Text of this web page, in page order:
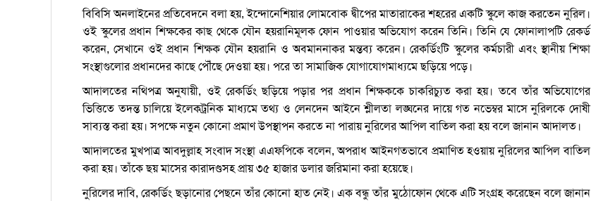
বিবিসি অনলাইনের প্রতিবেদনে বলা হয়, ইন্দোনেশিয়ার লোমবোক দ্বীপের মাতারাকের শহরের একটি স্কুলে কাজ করতেন নুরিল।
ওই স্কুলের প্রধান শিক্ষকের কাছ থেকে যৌন হয়রানিমূলক ফোন পাওয়ার অভিযোগ করেন তিনি। তিনি যে ফোনালাপটি রেকর্ড
করেন, সেখানে ওই প্রধান শিক্ষক যৌন হয়রানি ও অবমাননাকর মন্তব্য করেন। রেকর্ডিংটি স্কুলের কর্মচারী এবং স্থানীয় শিক্ষা
সংস্থাগুলোর প্রধানদের কাছে পৌঁছে দেওয়া হয়। পরে তা সামাজিক যোগাযোগমাধ্যমে ছড়িয়ে পড়ে।
আদালতের নথিপত্র অনুযায়ী, ওই রেকর্ডিং ছড়িয়ে পড়ার পর প্রধান শিক্ষককে চাকরিচ্যুত করা হয়। তবে তাঁর অভিযোগের
ভিত্তিতে তদন্ত চালিয়ে ইলেকট্রনিক মাধ্যমে তথ্য ও লেনদেন আইনে শ্লীলতা লঙ্ঘনের দায়ে গত নভেম্বর মাসে নুরিলকে দোষী
সাব্যস্ত করা হয়। সপক্ষে নতুন কোনো প্রমাণ উপস্থাপন করতে না পারায় নুরিলের আপিল বাতিল করা হয় বলে জানান আদালত।
আদালতের মুখপাত্র আবদুল্লাহ সংবাদ সংস্থা এএফপিকে বলেন, অপরাধ আইনগতভাবে প্রমাণিত হওয়ায় নুরিলের আপিল বাতিল
করা হয়। তাঁকে ছয় মাসের কারাদণ্ডসহ প্রায় ৩৫ হাজার ডলার জরিমানা করা হয়েছে।
নুরিলের দাবি, রেকর্ডিং ছড়ানোর পেছনে তাঁর কোনো হাত নেই। এক বন্ধু তাঁর মুঠোফোন থেকে এটি সংগ্রহ করেছেন বলে জানান